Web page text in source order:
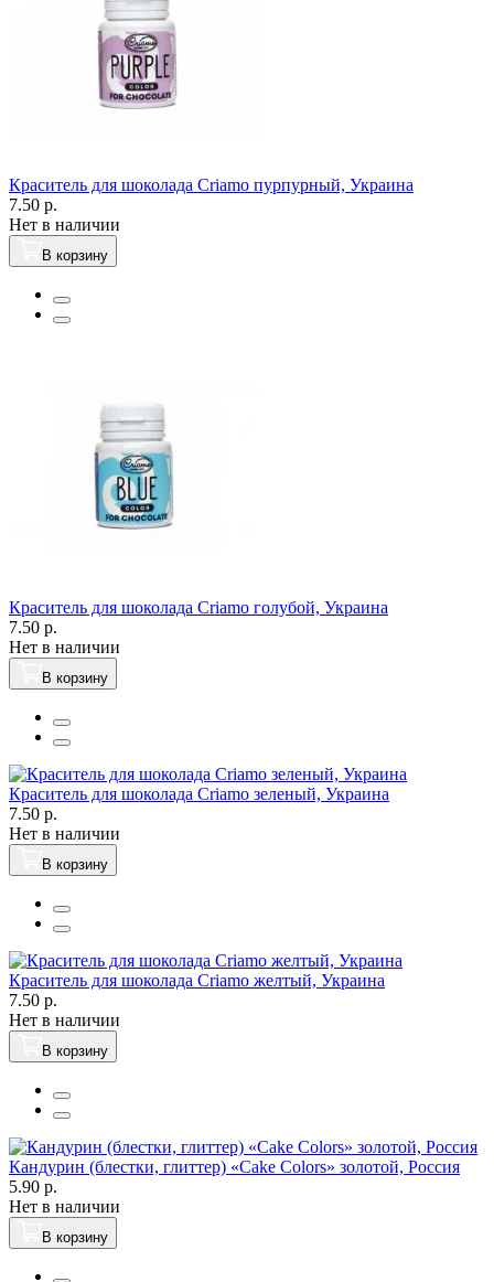
Краситель для шоколада Criamo пурпурный, Украина
7.50 р.
Нет в наличии
В корзину
Краситель для шоколада Criamo голубой, Украина
7.50 р.
Нет в наличии
В корзину
Краситель для шоколада Criamo зеленый, Украина
7.50 р.
Нет в наличии
В корзину
Краситель для шоколада Criamo желтый, Украина
7.50 р.
Нет в наличии
В корзину
Кандурин (блестки, глиттер) «Cake Colors» золотой, Россия
5.90 р.
Нет в наличии
В корзину